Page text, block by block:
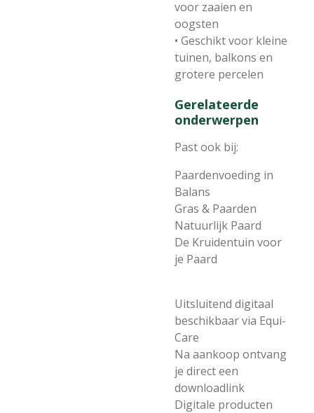
voor zaaien en
oogsten
• Geschikt voor kleine
tuinen, balkons en
grotere percelen
Gerelateerde
onderwerpen
Past ook bij:
Paardenvoeding in
Balans
Gras & Paarden
Natuurlijk Paard
De Kruidentuin voor
je Paard
Uitsluitend digitaal
beschikbaar via Equi-
Care
Na aankoop ontvang
je direct een
downloadlink
Digitale producten